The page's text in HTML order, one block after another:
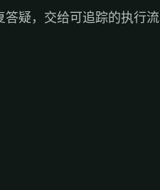
疑，交给可追踪的执行流